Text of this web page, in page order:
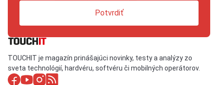
Potvrdiť
TOUCHIT je magazín prinášajúci novinky, testy a analýzy zo
sveta technológií, hardvéru, softvéru či mobilných operátorov.